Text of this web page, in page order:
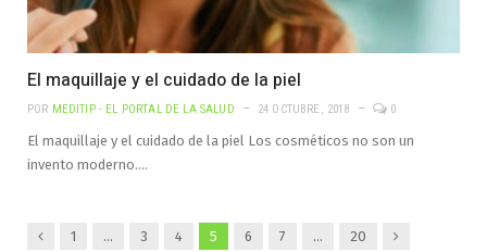
El maquillaje y el cuidado de la piel
POR MEDITIP - EL PORTAL DE LA SALUD 24 OCTUBRE, 2018 0
El maquillaje y el cuidado de la piel Los cosméticos no son un
invento moderno.…
Anterior
1 … 3 4 5 6 7 … 20 Siguiente